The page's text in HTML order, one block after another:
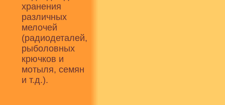
хранения
различных
мелочей
(радиодеталей,
рыболовных
крючков и
мотыля, семян
и т.д.).